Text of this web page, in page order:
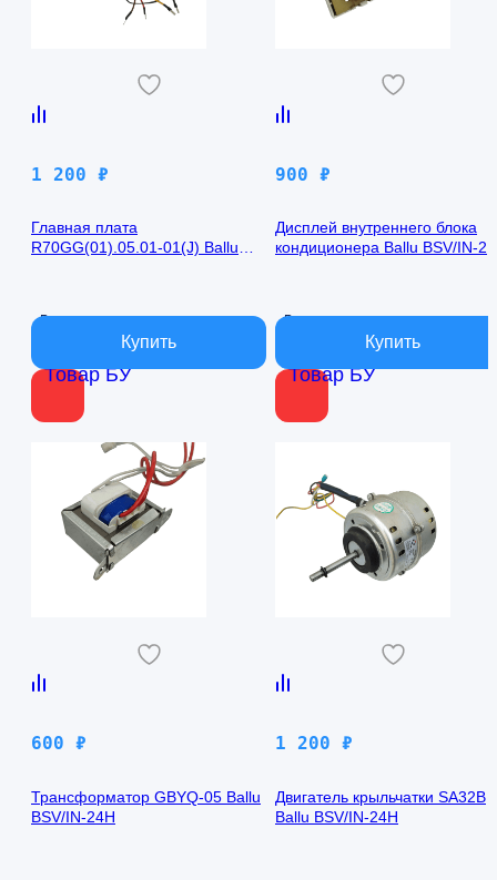
Товар БУ
1 200 ₽
Главная плата
R70GG(01).05.01-01(J) Ballu
В наличии
Товар БУ
900 ₽
Дисплей внутреннего блока
кондиционера Ballu BSV/IN-
В наличии
600 ₽
Трансформатор GBYQ-05 Ballu
BSV/IN-24H
1 200 ₽
Двигатель крыльчатки SA32B
Ballu BSV/IN-24H